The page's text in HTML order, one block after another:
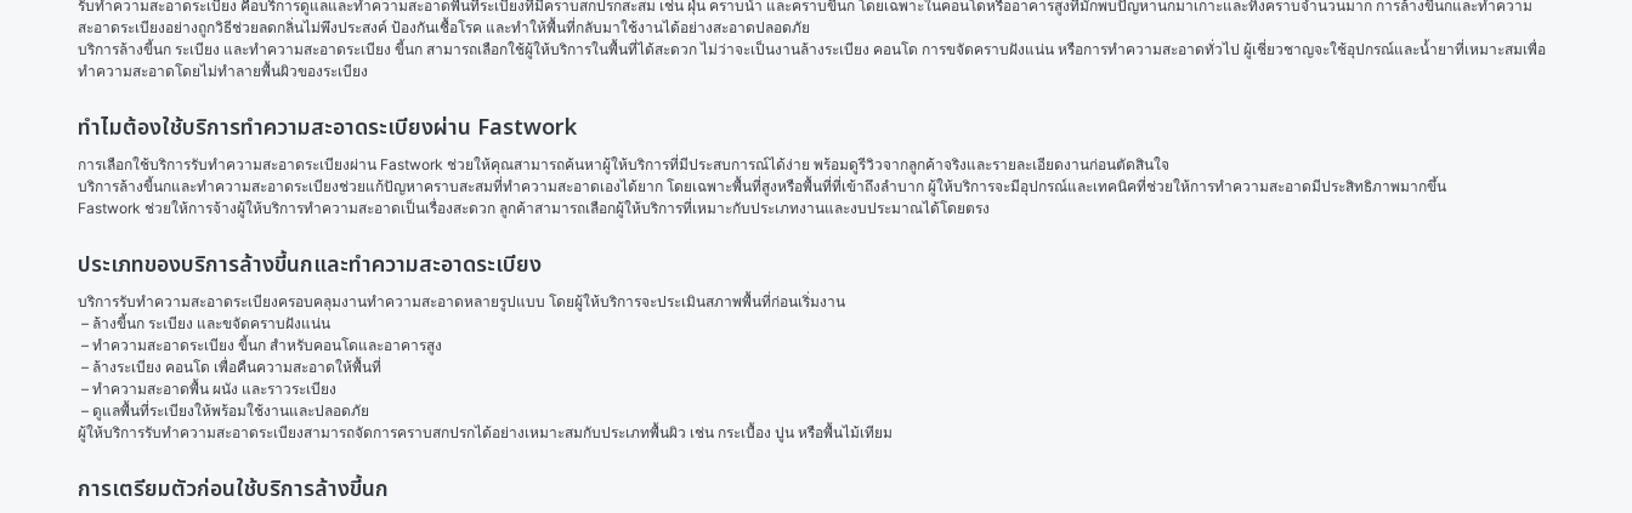
รับทำความสะอาดระเบียง คือบริการดูแลและทำความสะอาดพื้นที่ระเบียงที่มีคราบสกปรกสะสม เช่น ฝุ่น คราบน้ำ และคราบขี้นก โดยเฉพาะในคอนโดหรืออาคารสูงที่มักพบปัญหานกมาเกาะและทิ้งคราบจำนวนมาก การล้างขี้นกและทำความ
สะอาดระเบียงอย่างถูกวิธีช่วยลดกลิ่นไม่พึงประสงค์ ป้องกันเชื้อโรค และทำให้พื้นที่กลับมาใช้งานได้อย่างสะอาดปลอดภัย
บริการล้างขี้นก ระเบียง และทําความสะอาดระเบียง ขี้นก สามารถเลือกใช้ผู้ให้บริการในพื้นที่ได้สะดวก ไม่ว่าจะเป็นงานล้างระเบียง คอนโด การขจัดคราบฝังแน่น หรือการทำความสะอาดทั่วไป ผู้เชี่ยวชาญจะใช้อุปกรณ์และน้ำยาที่เหมาะสมเพื่อ
ทำความสะอาดโดยไม่ทำลายพื้นผิวของระเบียง
ทำไมต้องใช้บริการทำความสะอาดระเบียงผ่าน Fastwork
การเลือกใช้บริการรับทำความสะอาดระเบียงผ่าน Fastwork ช่วยให้คุณสามารถค้นหาผู้ให้บริการที่มีประสบการณ์ได้ง่าย พร้อมดูรีวิวจากลูกค้าจริงและรายละเอียดงานก่อนตัดสินใจ
บริการล้างขี้นกและทำความสะอาดระเบียงช่วยแก้ปัญหาคราบสะสมที่ทำความสะอาดเองได้ยาก โดยเฉพาะพื้นที่สูงหรือพื้นที่ที่เข้าถึงลำบาก ผู้ให้บริการจะมีอุปกรณ์และเทคนิคที่ช่วยให้การทำความสะอาดมีประสิทธิภาพมากขึ้น
Fastwork ช่วยให้การจ้างผู้ให้บริการทำความสะอาดเป็นเรื่องสะดวก ลูกค้าสามารถเลือกผู้ให้บริการที่เหมาะกับประเภทงานและงบประมาณได้โดยตรง
ประเภทของบริการล้างขี้นกและทำความสะอาดระเบียง
บริการรับทำความสะอาดระเบียงครอบคลุมงานทำความสะอาดหลายรูปแบบ โดยผู้ให้บริการจะประเมินสภาพพื้นที่ก่อนเริ่มงาน
– ล้างขี้นก ระเบียง และขจัดคราบฝังแน่น
– ทําความสะอาดระเบียง ขี้นก สำหรับคอนโดและอาคารสูง
– ล้างระเบียง คอนโด เพื่อคืนความสะอาดให้พื้นที่
– ทำความสะอาดพื้น ผนัง และราวระเบียง
– ดูแลพื้นที่ระเบียงให้พร้อมใช้งานและปลอดภัย
ผู้ให้บริการรับทำความสะอาดระเบียงสามารถจัดการคราบสกปรกได้อย่างเหมาะสมกับประเภทพื้นผิว เช่น กระเบื้อง ปูน หรือพื้นไม้เทียม
การเตรียมตัวก่อนใช้บริการล้างขี้นก